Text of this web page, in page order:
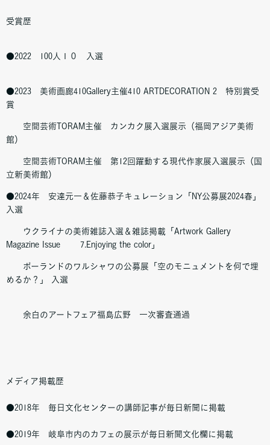
受賞歴
●2022 100人１０ 入選
●2023 美術画廊410Gallery主催410 ARTDECORATION 2 特別賞受
賞
空間芸術TORAM主催 カンカク展入選展示（福岡アジア美術
館）
空間芸術TORAM主催 第12回躍動する現代作家展入選展示（国
立新美術館）
●2024年 安達元一＆佐藤恭子キュレーション「NY公募展2024春」
入選
ウクライナの美術雑誌入選＆雑誌掲載「Artwork Gallery
Magazine Issue 7.Enjoying the color」
ポーランドのワルシャワの公募展「空のモニュメントを何で埋
めるか？」 入選
余白のアートフェア福島広野 一次審査通過
メディア掲載歴
●2018年 毎日文化センターの講師記事が毎日新聞に掲載
●2019年 岐阜市内のカフェの展示が毎日新聞文化欄に掲載